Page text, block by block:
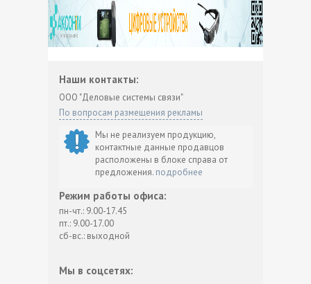
Наши контакты:
ООО "Деловые системы связи"
По вопросам размещения рекламы
Мы не реализуем продукцию,
контактные данные продавцов
расположены в блоке справа от
предложения. подробнее
Режим работы офиса:
пн-чт.: 9.00-17.45
пт.: 9.00-17.00
сб-вс.: выходной
Мы в соцсетях: